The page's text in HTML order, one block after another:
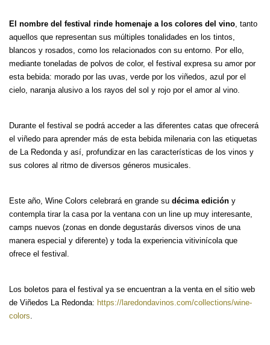
El nombre del festival rinde homenaje a los colores del vino, tanto
aquellos que representan sus múltiples tonalidades en los tintos,
blancos y rosados, como los relacionados con su entorno. Por ello,
mediante toneladas de polvos de color, el festival expresa su amor por
esta bebida: morado por las uvas, verde por los viñedos, azul por el
cielo, naranja alusivo a los rayos del sol y rojo por el amor al vino.
Durante el festival se podrá acceder a las diferentes catas que ofrecerá
el viñedo para aprender más de esta bebida milenaria con las etiquetas
de La Redonda y así, profundizar en las características de los vinos y
sus colores al ritmo de diversos géneros musicales.
Este año, Wine Colors celebrará en grande su décima edición y
contempla tirar la casa por la ventana con un line up muy interesante,
camps nuevos (zonas en donde degustarás diversos vinos de una
manera especial y diferente) y toda la experiencia vitivinícola que
ofrece el festival.
Los boletos para el festival ya se encuentran a la venta en el sitio web
de Viñedos La Redonda: https://laredondavinos.com/collections/wine-
colors.